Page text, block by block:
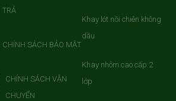
TRẢ
CHÍNH SÁCH BẢO MẬT
CHÍNH SÁCH VẬN
CHUYỂN
Khay lót nồi chiên không
dầu
Khay nhôm cao cấp 2
lớp